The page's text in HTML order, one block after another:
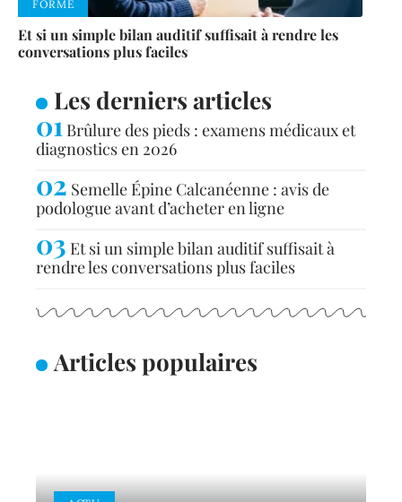
FORME
Et si un simple bilan auditif suffisait à rendre les
conversations plus faciles
Les derniers articles
Brûlure des pieds : examens médicaux et
diagnostics en 2026
Semelle Épine Calcanéenne : avis de
podologue avant d’acheter en ligne
Et si un simple bilan auditif suffisait à
rendre les conversations plus faciles
Articles populaires